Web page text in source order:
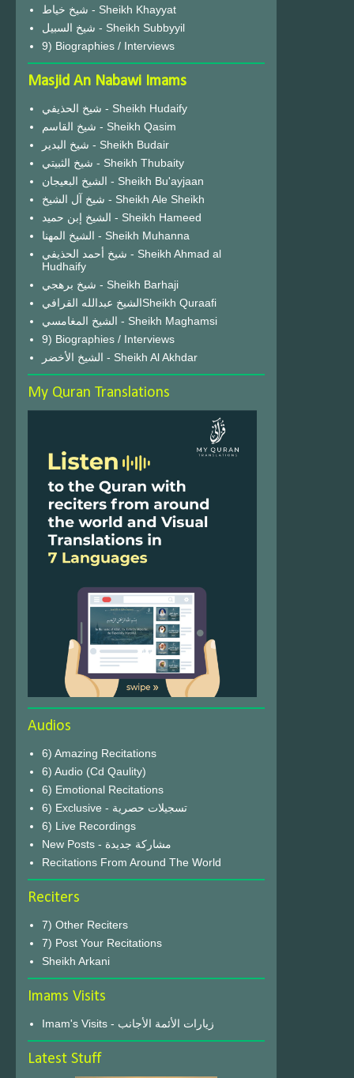
شيخ خياط - Sheikh Khayyat
شيخ السبيل - Sheikh Subbyyil
9) Biographies / Interviews
Masjid An Nabawi Imams
شيخ الحذيفي - Sheikh Hudaify
شيخ القاسم - Sheikh Qasim
شيخ البدير - Sheikh Budair
شيخ الثبيتي - Sheikh Thubaity
الشيخ البعيجان - Sheikh Bu'ayjaan
شيخ آل الشيخ - Sheikh Ale Sheikh
الشيخ إبن حميد - Sheikh Hameed
الشيخ المهنا - Sheikh Muhanna
شيخ أحمد الحذيفي - Sheikh Ahmad al
Hudhaify
شيخ برهجي - Sheikh Barhaji
الشيخ عبدالله القرافيSheikh Quraafi
الشيخ المغامسي - Sheikh Maghamsi
9) Biographies / Interviews
الشيخ الأخضر - Sheikh Al Akhdar
My Quran Translations
Audios
6) Amazing Recitations
6) Audio (Cd Qaulity)
6) Emotional Recitations
6) Exclusive - تسجيلات حصرية
6) Live Recordings
New Posts - مشاركة جديدة
Recitations From Around The World
Reciters
7) Other Reciters
7) Post Your Recitations
Sheikh Arkani
Imams Visits
Imam's Visits - زيارات الأئمة الأجانب
Latest Stuff